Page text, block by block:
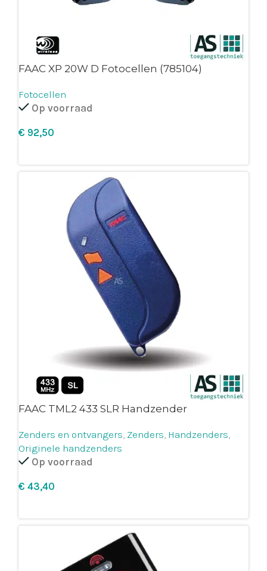
FAAC XP 20W D Fotocellen (785104)
Fotocellen
Op voorraad
€
FAAC TML2 433 SLR Handzender
Zenders en ontvangers, Zenders, Handzenders,
Originele handzenders
Op voorraad
€